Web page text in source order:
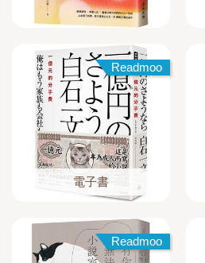
Readmoo
電子書
Readmoo